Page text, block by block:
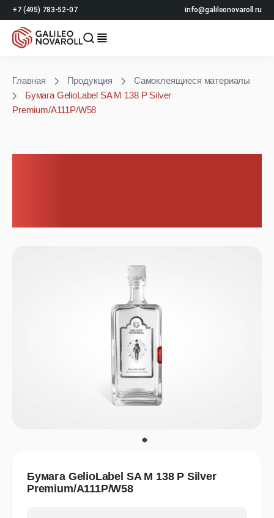
+7 (495) 783-52-07 info@galileonovaroll.ru
Главная Продукция
Самоклеящиеся материалы
Бумага GelioLabel SA M 138 P Silver
Premium/A111P/W58
Бумага GelioLabel SA M 138 P Silver
Premium/A111P/W58